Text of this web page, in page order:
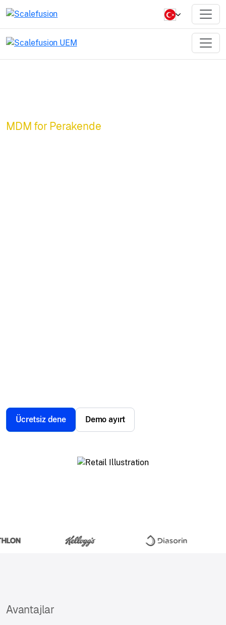
MDM for Perakende
Ücretsiz dene Demo ayırt
Avantajlar